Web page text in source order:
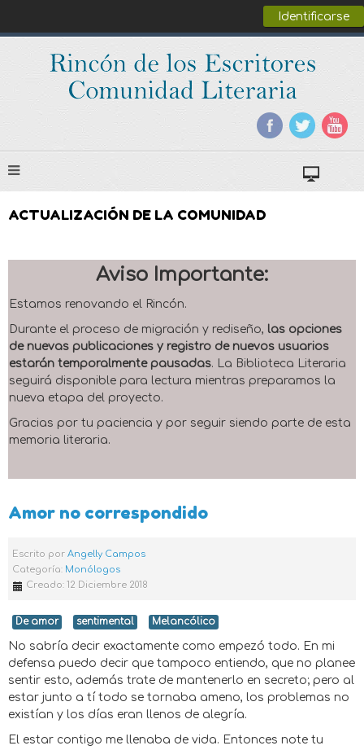
Identificarse
ACTUALIZACIÓN DE LA COMUNIDAD
Aviso Importante:
Estamos renovando el Rincón.
Durante el proceso de migración y rediseño, las opciones
de nuevas publicaciones y registro de nuevos usuarios
estarán temporalmente pausadas. La Biblioteca Literaria
seguirá disponible para lectura mientras preparamos la
nueva etapa del proyecto.
Gracias por tu paciencia y por seguir siendo parte de esta
memoria literaria.
Amor no correspondido
Escrito por Angelly Campos
Categoría: Monólogos
Creado: 12 Diciembre 2018
De amor sentimental Melancólico
No sabría decir exactamente como empezó todo. En mi
defensa puedo decir que tampoco entiendo, que no planee
sentir esto, además trate de mantenerlo en secreto; pero al
estar junto a tí todo se tornaba ameno, los problemas no
existían y los días eran llenos de alegría.
El estar contigo me llenaba de vida. Entonces note tu